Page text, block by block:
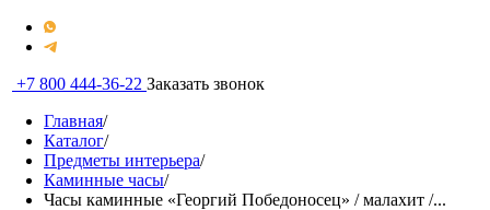
+7 800 444-36-22 Заказать звонок
Главная/
Каталог/
Предметы интерьера/
Каминные часы/
Часы каминные «Георгий Победоносец» / малахит /...